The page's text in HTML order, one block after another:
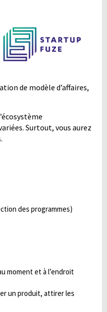
de modèle d’affaires,
Surtout, vous aurez
des programmes)
moment et à l’endroit
un produit, attirer les